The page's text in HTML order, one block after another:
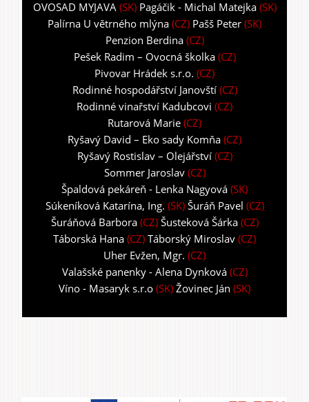
OVOSAD MYJAVA(SK) Pagáčik - Michal Matejka(SK)
Palírna U větrného mlýna (CZ) Pašš Peter (SK)
Penzion Berdina(CZ)
Pešek Radim – Ovocná školka(CZ)
Pivovar Hrádek s.r.o. (CZ)
Rodinné hospodářství Janovští (CZ)
Rodinné vinařství Kadubcovi (CZ)
Rutarová Marie (CZ)
Ryšavý David – Eko sady Komňa (CZ)
Ryšavý Rostislav – Olejářství(CZ)
Sommer Jaroslav(CZ)
Špaldová pekáreň - Lenka Nagyová (SK)
Súkeníková Katarína, Ing. (SK) Šuráň Pavel (CZ)
Šuráňová Barbora(CZ) Šusteková Šárka(CZ)
Táborská Hana (CZ) Táborský Miroslav (CZ)
Uher Evžen, Mgr. (CZ)
Valašské panenky - Alena Dynková(CZ)
Víno - Masaryk s.r.o (SK) Žovinec Ján (SK)